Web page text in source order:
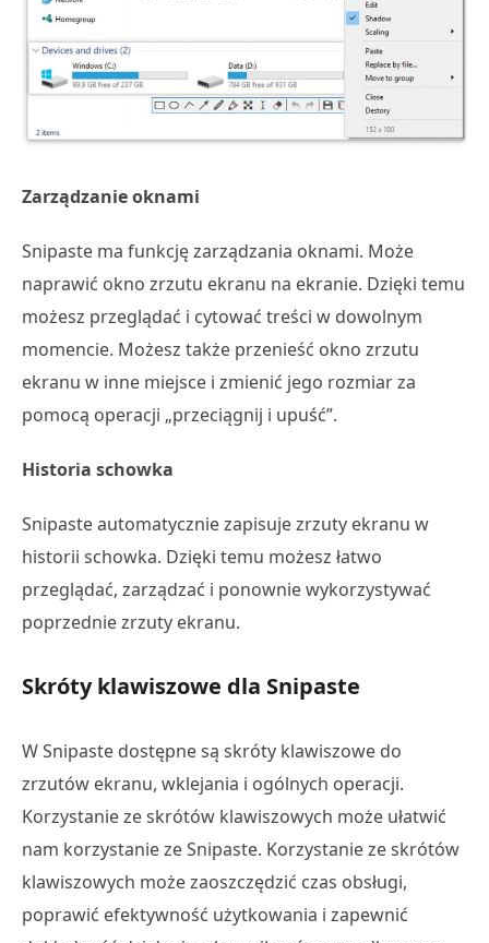
Zarządzanie oknami
Snipaste ma funkcję zarządzania oknami. Może
naprawić okno zrzutu ekranu na ekranie. Dzięki temu
możesz przeglądać i cytować treści w dowolnym
momencie. Możesz także przenieść okno zrzutu
ekranu w inne miejsce i zmienić jego rozmiar za
pomocą operacji „przeciągnij i upuść”.
Historia schowka
Snipaste automatycznie zapisuje zrzuty ekranu w
historii schowka. Dzięki temu możesz łatwo
przeglądać, zarządzać i ponownie wykorzystywać
poprzednie zrzuty ekranu.
Skróty klawiszowe dla Snipaste
W Snipaste dostępne są skróty klawiszowe do
zrzutów ekranu, wklejania i ogólnych operacji.
Korzystanie ze skrótów klawiszowych może ułatwić
nam korzystanie ze Snipaste. Korzystanie ze skrótów
klawiszowych może zaoszczędzić czas obsługi,
poprawić efektywność użytkowania i zapewnić